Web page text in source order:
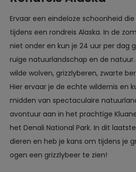
Ervaar een eindeloze schoonheid
tijdens een rondreis Alaska. In de
niet onder en kun je 24 uur per dag
ruige natuurlandschap en de natuur.
wilde wolven, grizzlyberen, zwarte
Hier ervaar je de echte wildernis en
midden van spectaculaire
avontuur aan in het prachtige
het Denali National Park. In dit
dieren en heb je kans om tijdens je
ogen een grizzlybeer te zien!